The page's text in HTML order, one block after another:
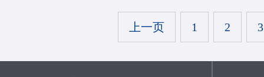
上一页 1 2 3